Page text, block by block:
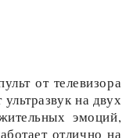
от телевизора
на двух
эмоций,
отлично на